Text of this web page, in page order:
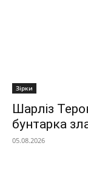
Зірки
Шарліз
бунтарка
05.08.2026